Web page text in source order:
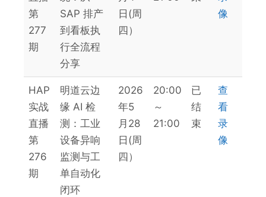
第
277
期
SAP 排产
到看板执
行全流程
分享
日(周
四）
像
HAP
实战
直播
第
276
期
明道云边
缘 AI 检
测：工业
设备异响
监测与工
单自动化
闭环
2026
年5
月28
日(周
四）
20:00
～
21:00
已
结
束
查
看
录
像